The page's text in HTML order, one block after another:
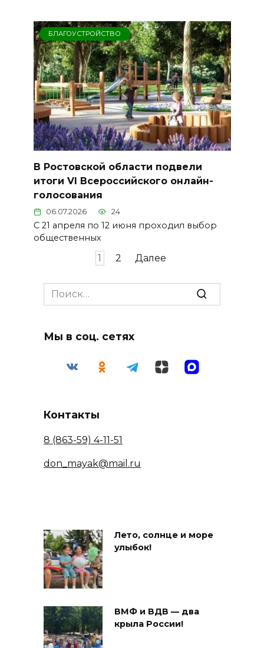
БЛАГОУСТРОЙСТВО
В Ростовской области подвели
итоги VI Всероссийского онлайн-
голосования
06.07.2026 24
С 21 апреля по 12 июня проходил выбор
общественных
1 2 Далее
Search
for:
Мы в соц. сетях
Контакты
8 (863-59) 4-11-51
don_mayak@mail.ru
Лето, солнце и море
улыбок!
ВМФ и ВДВ — два
крыла России!